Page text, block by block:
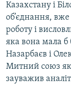
Казахстану і
об’єднання,
роботу і
яка вона мала б
Назарбаєв і
Митний союз
зауважив